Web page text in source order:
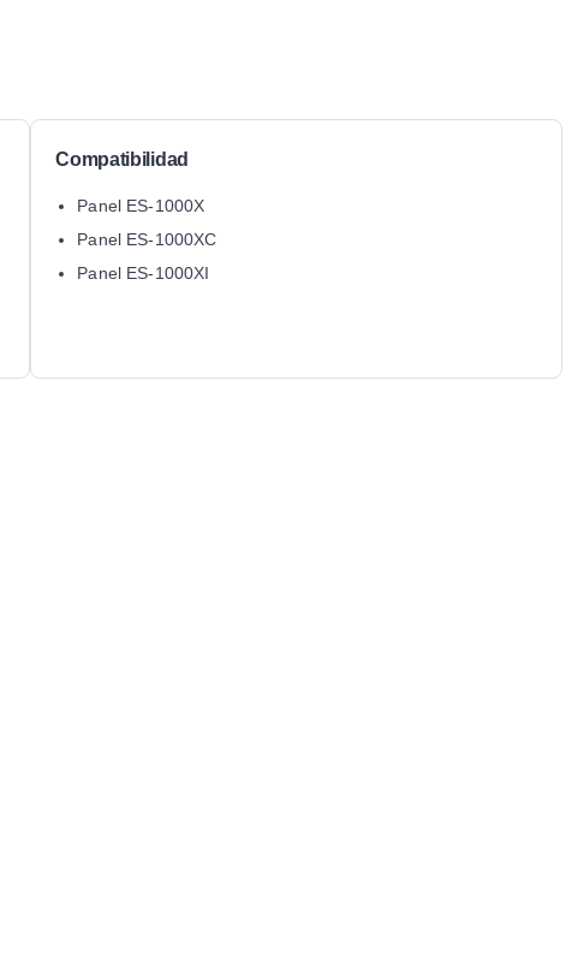
Compatibilidad
Panel ES-1000X
Panel ES-1000XC
Panel ES-1000XI